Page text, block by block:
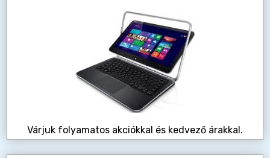
Várjuk folyamatos akciókkal és kedvező árakkal.